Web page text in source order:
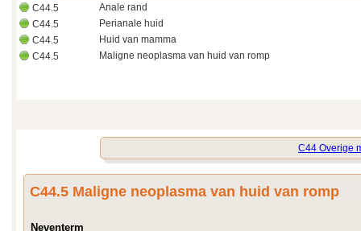
C44.5
Anale rand
C44.5
Perianale huid
C44.5
Huid van mamma
C44.5
Maligne neoplasma van huid van romp